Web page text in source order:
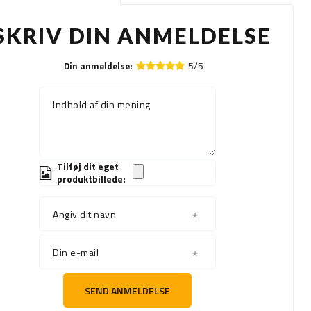
DIN ANMELDELSE
Din anmeldelse: 5/5
Indhold af din mening
Tilføj dit eget
produktbillede:
Angiv dit navn
Din e-mail
SEND ANMELDELSE